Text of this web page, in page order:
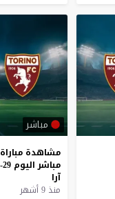
مباشر
مشاهدة مباراة
مباشر اليوم 29-10-2025
آرا
منذ 9 أشهر